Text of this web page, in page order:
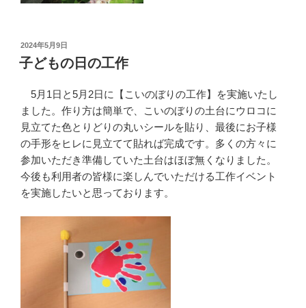
投
稿
日:
2024年5月9日
子どもの日の工作
5月1日と5月2日に【こいのぼりの工作】を実施いたし
ました。作り方は簡単で、こいのぼりの土台にウロコに
見立てた色とりどりの丸いシールを貼り、最後にお子様
の手形をヒレに見立てて貼れば完成です。多くの方々に
参加いただき準備していた土台はほぼ無くなりました。
今後も利用者の皆様に楽しんでいただける工作イベント
を実施したいと思っております。